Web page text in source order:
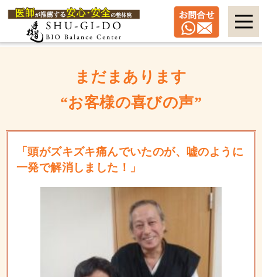
まだまあります
“お客様の喜びの声”
「頭がズキズキ痛んでいたのが、嘘のように
一発で解消しました！」